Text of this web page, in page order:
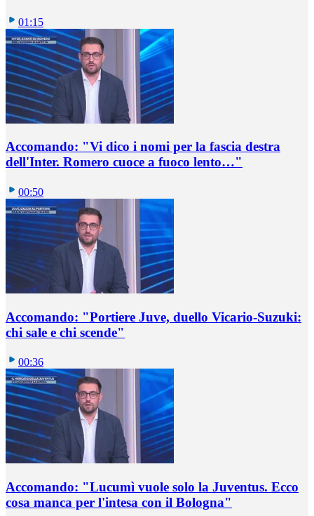
01:15
Accomando: "Vi dico i nomi per la fascia destra
dell'Inter. Romero cuoce a fuoco lento…"
00:50
Accomando: "Portiere Juve, duello Vicario-Suzuki:
chi sale e chi scende"
00:36
Accomando: "Lucumì vuole solo la Juventus. Ecco
cosa manca per l'intesa con il Bologna"